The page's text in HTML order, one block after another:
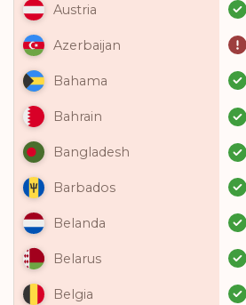
Austria
Azerbaijan
Bahama
Bahrain
Bangladesh
Barbados
Belanda
Belarus
Belgia